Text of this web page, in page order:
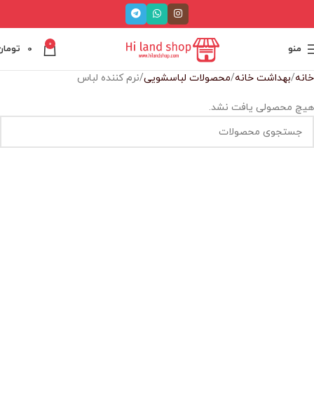
منو 0
0
خانه بهداشت خانه محصولات لباسشویی نرم کننده لباس
هیچ محصولی یافت نشد.